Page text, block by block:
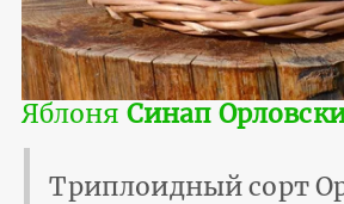
Яблоня Синап
Триплоидный сорт